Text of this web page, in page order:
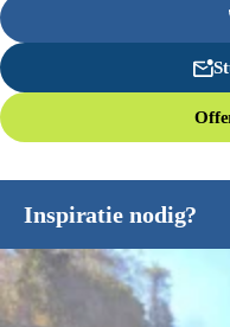
Inspiratie nodig?